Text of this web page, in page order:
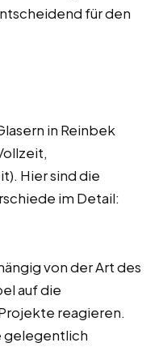
für den
in Reinbek
Hier sind die
im Detail:
von der Art des
auf die
reagieren.
gelegentlich